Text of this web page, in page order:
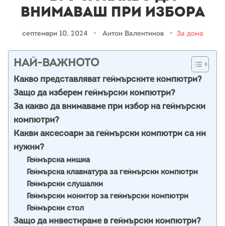
внимаваш при избора
септември 10, 2024 • Антон Валентинов • За дома
НАЙ-ВАЖНОТО
Какво представляват геймърските компютри?
Защо да изберем геймърски компютри?
За какво да внимаваме при избор на геймърски
компютри?
Какви аксесоари за геймърски компютри са ни
нужни?
Геймърска мишка
Геймърска клавиатура за геймърски компютри
Геймърски слушалки
Геймърски монитор за геймърски компютри
Геймърски стол
Защо да инвестираме в геймърски компютри?